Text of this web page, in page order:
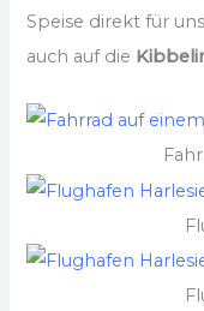
Speise direkt für
auch auf die